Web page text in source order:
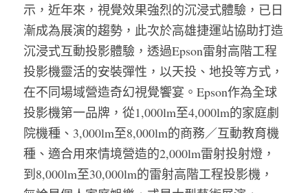
示，近年來，視覺效果強烈的沉浸式體驗，已日
漸成為展演的趨勢，此次於高雄捷運站協助打造
沉浸式互動投影體驗，透過Epson雷射高階工程
投影機靈活的安裝彈性，以天投、地投等方式，
在不同場域營造奇幻視覺饗宴。Epson作為全球
投影機第一品牌，從1,000lm至4,000lm的家庭劇
院機種、3,000lm至8,000lm的商務／互動教育機
種、適合用來情境營造的2,000lm雷射投射燈，
到8,000lm至30,000lm的雷射高階工程投影機，